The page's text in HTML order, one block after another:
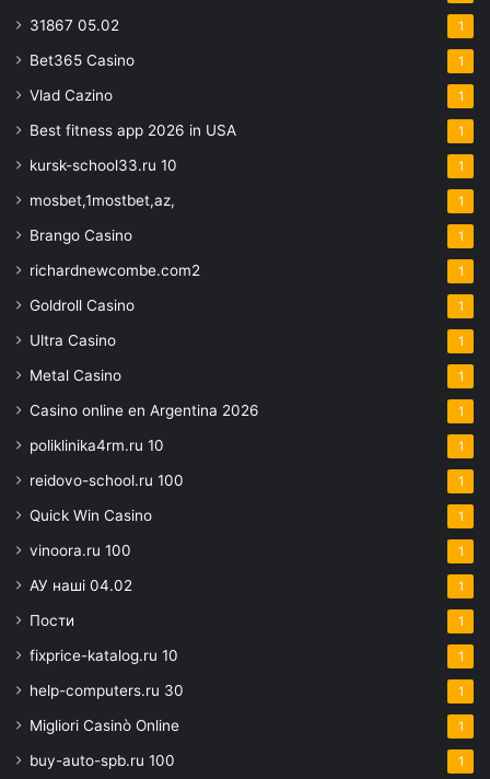
31867 05.02 1
Bet365 Casino 1
Vlad Cazino 1
Best fitness app 2026 in USA 1
kursk-school33.ru 10 1
mosbet,1mostbet,az, 1
Brango Casino 1
richardnewcombe.com2 1
Goldroll Casino 1
Ultra Casino 1
Metal Casino 1
Casino online en Argentina 2026 1
poliklinika4rm.ru 10 1
reidovo-school.ru 100 1
Quick Win Casino 1
vinoora.ru 100 1
АУ наші 04.02 1
Пости 1
fixprice-katalog.ru 10 1
help-computers.ru 30 1
Migliori Casinò Online 1
buy-auto-spb.ru 100 1